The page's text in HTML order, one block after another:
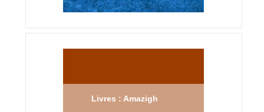
Livres : Amazigh